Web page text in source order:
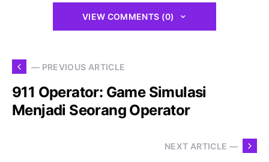
VIEW COMMENTS (0)
— PREVIOUS ARTICLE
911 Operator: Game Simulasi
Menjadi Seorang Operator
NEXT ARTICLE —